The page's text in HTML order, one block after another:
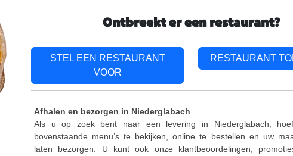
Ontbreekt er een restaurant?
STEL EEN RESTAURANT
VOOR
RESTAURANT
Afhalen en bezorgen in Niederglabach
Als u op zoek bent naar een levering in Niederglabach,
bovenstaande menu’s te bekijken, online te bestellen en uw
laten bezorgen. U kunt ook onze klantbeoordelingen,